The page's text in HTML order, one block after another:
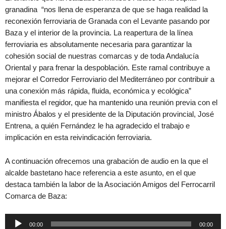
granadina “nos llena de esperanza de que se haga realidad la
reconexión ferroviaria de Granada con el Levante pasando por
Baza y el interior de la provincia. La reapertura de la línea
ferroviaria es absolutamente necesaria para garantizar la
cohesión social de nuestras comarcas y de toda Andalucía
Oriental y para frenar la despoblación. Este ramal contribuye a
mejorar el Corredor Ferroviario del Mediterráneo por contribuir a
una conexión más rápida, fluida, económica y ecológica”
manifiesta el regidor, que ha mantenido una reunión previa con el
ministro Ábalos y el presidente de la Diputación provincial, José
Entrena, a quién Fernández le ha agradecido el trabajo e
implicación en esta reivindicación ferroviaria.
A continuación ofrecemos una grabación de audio en la que el
alcalde bastetano hace referencia a este asunto, en el que
destaca también la labor de la Asociación Amigos del Ferrocarril
Comarca de Baza:
Reproductor
00:00 00:00